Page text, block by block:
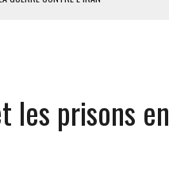
les prisons en